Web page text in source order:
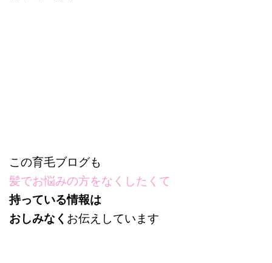
この育毛ブログも
髪でお悩みの方をなくしたくて
持っている情報は
おしみなく お伝えしています